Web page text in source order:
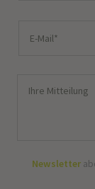
Newsletter